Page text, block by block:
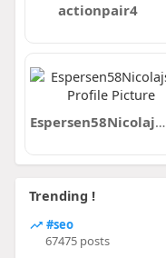
actionpair4
Espersen58Nicolajsen
Trending !
#seo
67475 posts